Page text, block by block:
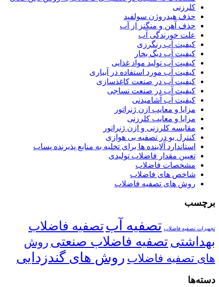
کلرزنی
حذف هیدروژن سولفید
حذف آهن و منگنز از آب
علت خورندگی آب
کیفیت آب رنگرزی
کیفیت آب دیگ بخار
کیفیت آب تولید مواد غذایی
کیفیت آب مورد استفاده در آبیاری
کیفیت آب در صنعت کاغذسازی
کیفیت آب در صنعت نساجی
کیفیت آب آشامیدنی
مزایا و معایب ازن ژنراتور
مزایا و معایب کلرزنی
مقایسه کلرزنی و ازن ژنراتور
کنترل بو در تصفیه بی هوازی
استاندارد آلاینده ها برای تخلیه به منابع پذیرنده پساب
تعیین مقدار فاضلاب تولیدی
مشخصات فاضلاب
شاخص های فاضلاب
روش های تصفیه فاضلاب
برچسب
تجهیزات تصفیه فاضلاب تصفیه آبتصفیه فاضلاب
بهداشتی تصفیه فاضلاب صنعتی روش
های تصفیه فاضلاب روش های گندزدایی
دسته‌ها